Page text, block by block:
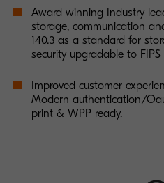
Award winning Industry
storage, communication
140.3 as a standard for
security upgradable to FIPS
Improved customer
Modern authentication/
print & WPP ready.